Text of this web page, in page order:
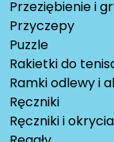
Przeziębienie i
Przyczepy
Puzzle
Rakietki do
Ramki odlewy i
Ręczniki
Ręczniki i